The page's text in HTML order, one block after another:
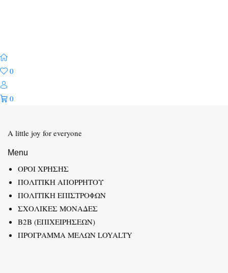
0
0
A little joy for everyone
Menu
ΟΡΟΙ ΧΡΗΣΗΣ
ΠΟΛΙΤΙΚΗ ΑΠΟΡΡΗΤΟΥ
ΠΟΛΙΤΙΚΗ ΕΠΙΣΤΡΟΦΩΝ
ΣΧΟΛΙΚΕΣ ΜΟΝΑΔΕΣ
B2B (ΕΠΙΧΕΙΡΗΣΕΩΝ)
ΠΡΟΓΡΑΜΜΑ ΜΕΛΩΝ LOYALTY